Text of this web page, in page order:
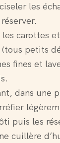
les
carottes
petits
fines et
dans une
puis les
cuillère